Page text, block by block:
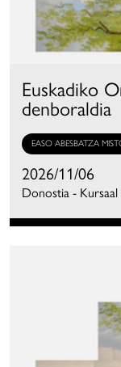
Euskadiko
denboraldia
EASO ABESBATZA
2026/11/06
Donostia - Kursaal